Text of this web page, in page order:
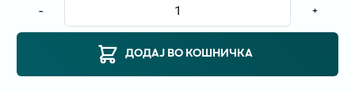
- +
ДОДАЈ ВО КОШНИЧКА